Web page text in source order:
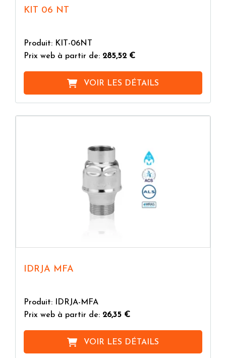
KIT 06 NT
Produit: KIT-06NT
Prix web à partir de: 285,52 €
VOIR LES DÉTAILS
IDRJA MFA
Produit: IDRJA-MFA
Prix web à partir de: 26,35 €
VOIR LES DÉTAILS